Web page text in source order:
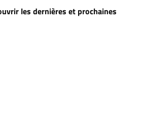
les dernières et prochaines